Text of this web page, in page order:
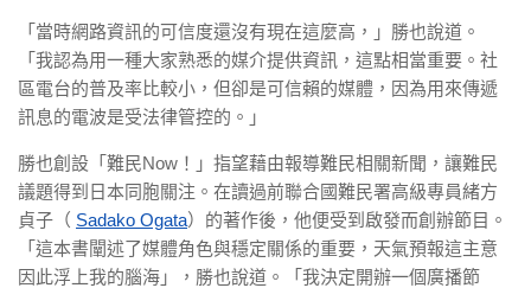
「當時網路資訊的可信度還沒有現在這麼高，」勝也說道。
「我認為用一種大家熟悉的媒介提供資訊，這點相當重要。社
區電台的普及率比較小，但卻是可信賴的媒體，因為用來傳遞
訊息的電波是受法律管控的。」
勝也創設「難民Now！」指望藉由報導難民相關新聞，讓難民
議題得到日本同胞關注。在讀過前聯合國難民署高級專員緒方
貞子（ Sadako Ogata）的著作後，他便受到啟發而創辦節目。
「這本書闡述了媒體角色與穩定關係的重要，天氣預報這主意
因此浮上我的腦海」，勝也說道。「我決定開辦一個廣播節